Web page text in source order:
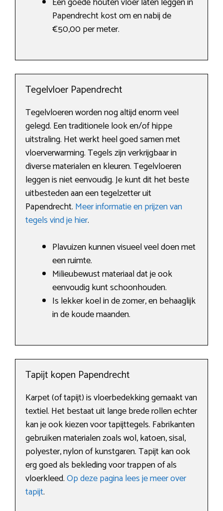
Papendrecht kost om en nabij de
€50,00 per meter.
Tegelvloer Papendrecht
Tegelvloeren worden nog altijd enorm veel
gelegd. Een traditionele look en/of hippe
uitstraling. Het werkt heel goed samen met
vloerverwarming. Tegels zijn verkrijgbaar in
diverse materialen en kleuren. Tegelvloeren
leggen is niet eenvoudig. Je kunt dit het beste
uitbesteden aan een tegelzetter uit
Papendrecht. Meer informatie en prijzen van
tegels vind je hier.
Plavuizen kunnen visueel veel doen met
een ruimte.
Milieubewust materiaal dat je ook
eenvoudig kunt schoonhouden.
Is lekker koel in de zomer, en behaaglijk
in de koude maanden.
Tapijt kopen Papendrecht
Karpet (of tapijt) is vloerbedekking gemaakt van
textiel. Het bestaat uit lange brede rollen echter
kan je ook kiezen voor tapijttegels. Fabrikanten
gebruiken materialen zoals wol, katoen, sisal,
polyester, nylon of kunstgaren. Tapijt kan ook
erg goed als bekleding voor trappen of als
vloerkleed.Op deze pagina lees je meer over
tapijt.